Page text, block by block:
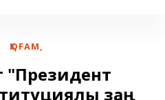
ҚОҒАМ,
"Президент
заң